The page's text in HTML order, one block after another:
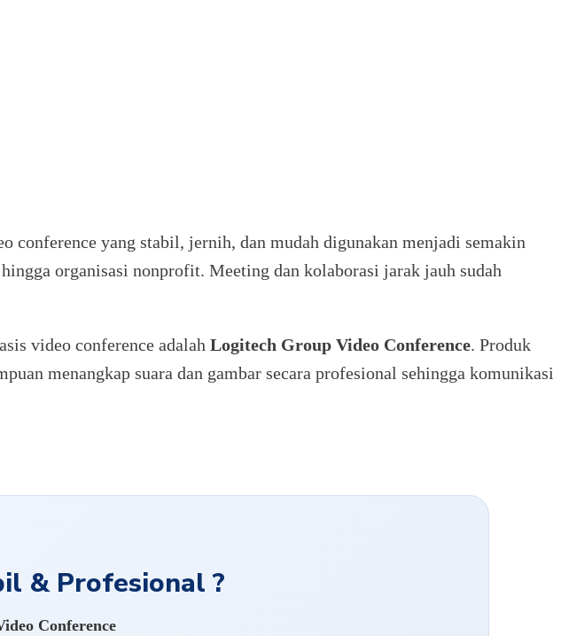
conference yang stabil, jernih, dan mudah digunakan menjadi semakin
organisasi nonprofit. Meeting dan kolaborasi jarak jauh sudah
video conference adalah Logitech Group Video Conference. Produk
menangkap suara dan gambar secara profesional sehingga komunikasi
& Profesional ?
Conference